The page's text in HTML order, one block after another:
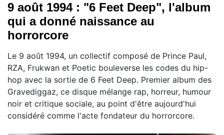
9 août 1994 : "6 Feet Deep", l'album
qui a donné naissance au
horrorcore
Le 9 août 1994, un collectif composé de Prince Paul,
RZA, Frukwan et Poetic bouleverse les codes du hip-
hop avec la sortie de 6 Feet Deep. Premier album des
Gravediggaz, ce disque mélange rap, horreur, humour
noir et critique sociale, au point d'être aujourd'hui
considéré comme l'acte fondateur du horrorcore.